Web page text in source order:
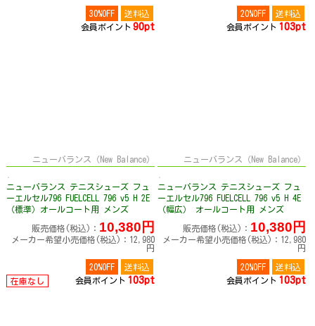
30%OFF
送料込
会員ポイント 90pt
20%OFF
送料込
会員ポイント 103pt
ニューバランス（New Balance）
ニューバランス テニスシューズ フュ
ーエルセル796 FUELCELL 796 v5 H 2E
（標準）オールコート用 メンズ
販売価格(税込)： 10,380円
メーカー希望小売価格(税込)：12,980
円
20%OFF
送料込
在庫なし
会員ポイント 103pt
ニューバランス（New Balance）
ニューバランス テニスシューズ フュ
ーエルセル796 FUELCELL 796 v5 H 4E
（幅広） オールコート用 メンズ
販売価格(税込)： 10,380円
メーカー希望小売価格(税込)：12,980
円
20%OFF
送料込
会員ポイント 103pt